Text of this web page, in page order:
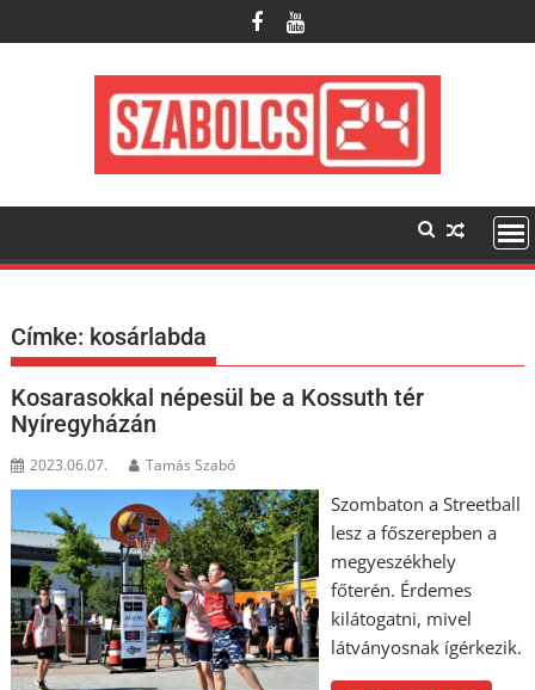
to
Címke: kosárlabda
Kosarasokkal népesül be a Kossuth tér
Nyíregyházán
2023.06.07. Tamás Szabó
Szombaton a Streetball
lesz a főszerepben a
megyeszékhely
főterén. Érdemes
kilátogatni, mivel
látványosnak ígérkezik.